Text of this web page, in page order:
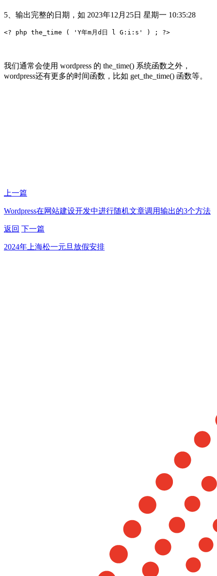
5、输出完整的日期，如 2023年12月25日 星期一 10:35:28
<? php the_time ( 'Y年m月d日 l G:i:s' ) ; ?>
我们通常会使用 wordpress 的 the_time() 系统函数之外，
wordpress还有更多的时间函数，比如 get_the_time() 函数等。
上一篇
Wordpress在网站建设开发中进行随机文章调用输出的3个方法
返回 下一篇
2024年上海松一元旦放假安排